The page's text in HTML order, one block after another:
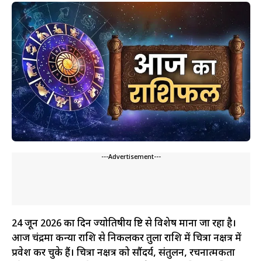
---Advertisement---
24 जून 2026 का दिन ज्योतिषीय दृष्टि से विशेष माना जा रहा है।
आज चंद्रमा कन्या राशि से निकलकर तुला राशि में चित्रा नक्षत्र में
प्रवेश कर चुके हैं। चित्रा नक्षत्र को सौंदर्य, संतुलन, रचनात्मकता